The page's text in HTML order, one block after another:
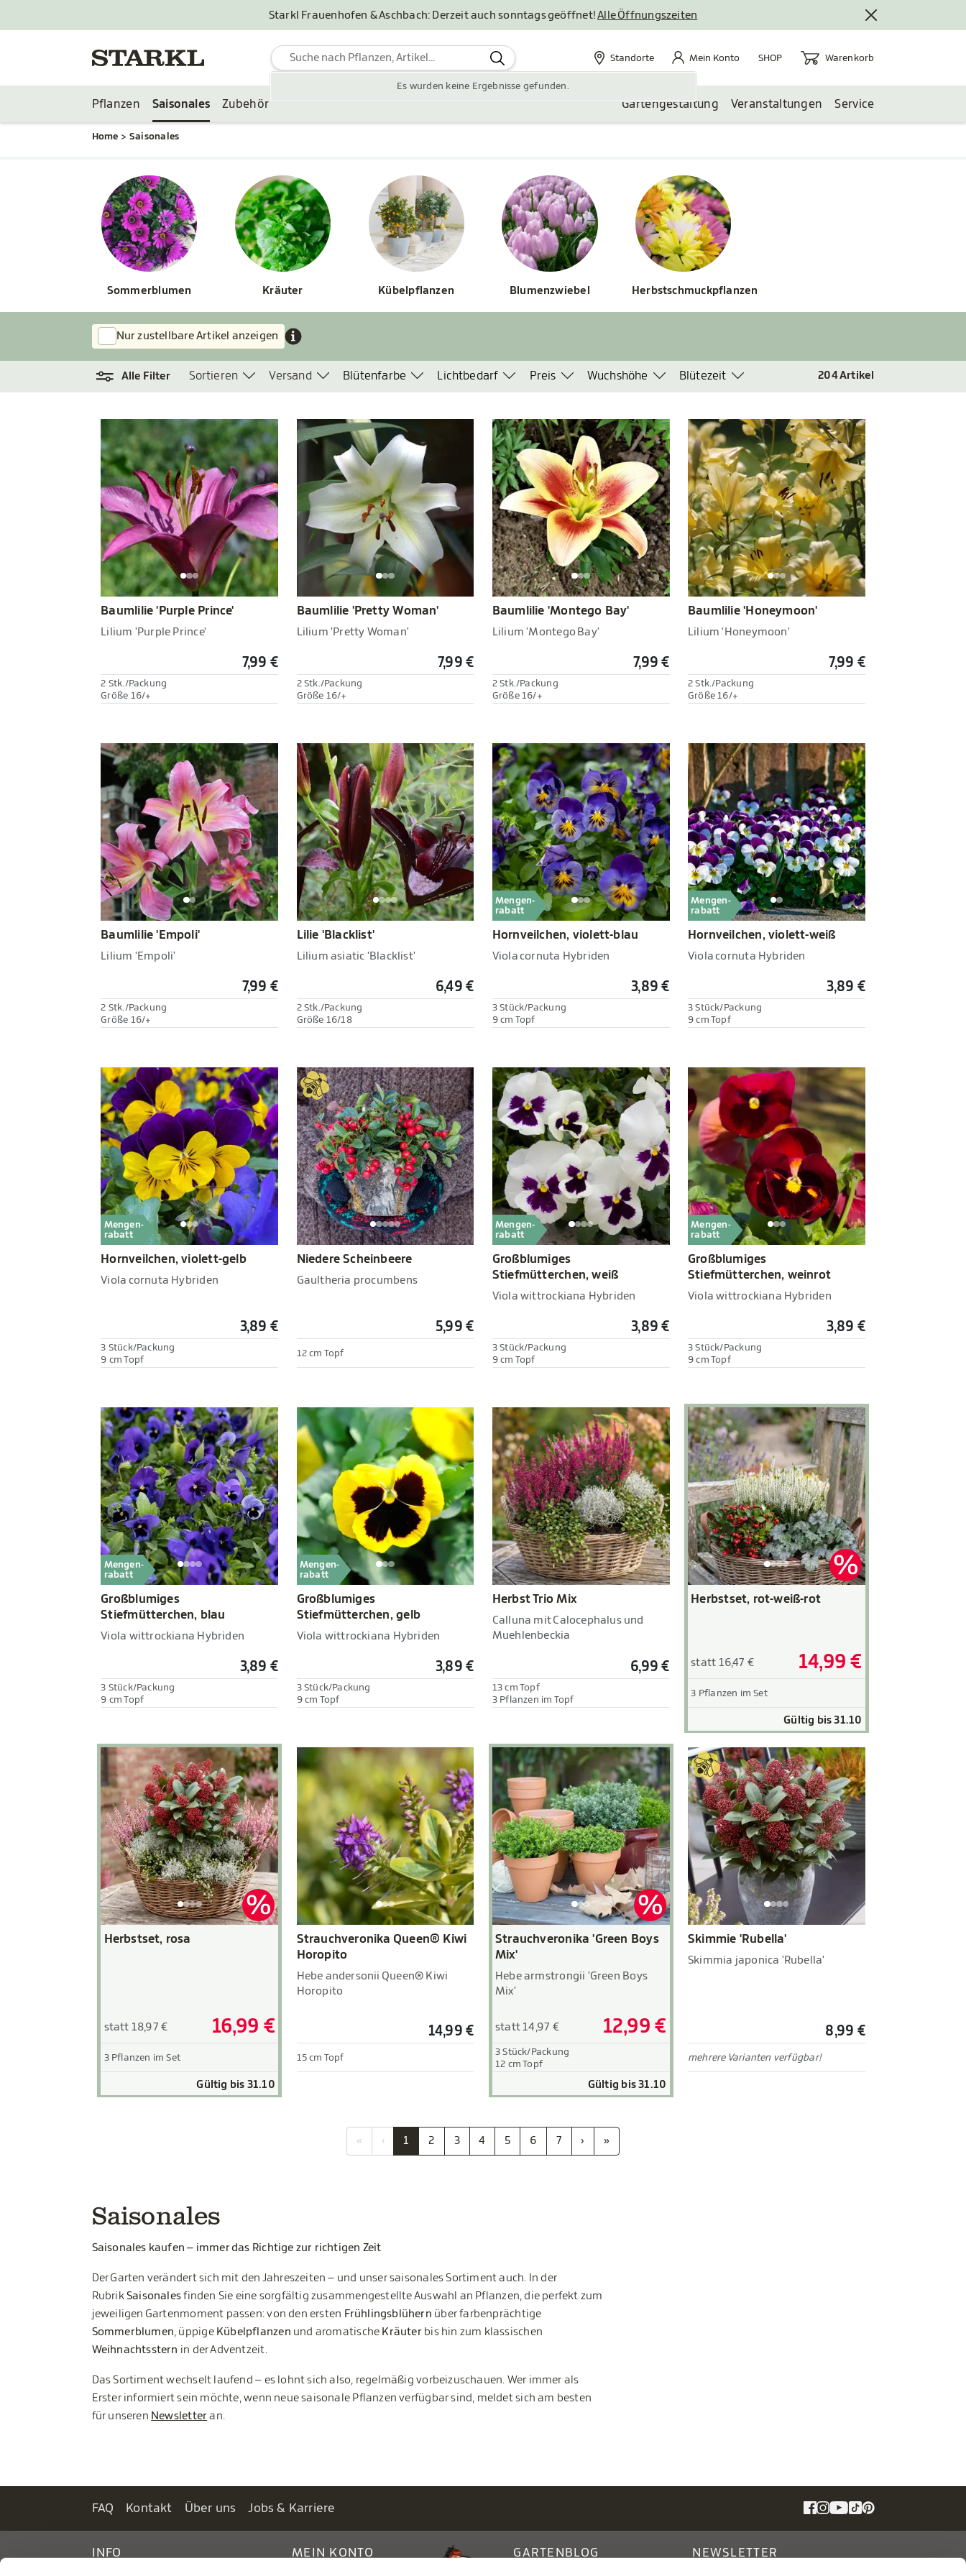
Starkl Frauenhofen & Aschbach: Derzeit auch sonntags geöffnet!Alle Öffnungszeiten
Es wurden keine Ergebnisse gefunden.
Standorte
Standorte Mein Konto
Mein Konto SHOP Warenkorb
Warenkorb
Pflanzen Saisonales Zubehör Gartengestaltung Veranstaltungen Service
Home Saisonales
Sommerblumen Kräuter Kübelpflanzen Blumenzwiebel Herbstschmuckpflanzen
Nur zustellbare Artikel anzeigen
Alle Filter Sortieren Versand Blütenfarbe Lichtbedarf Preis Wuchshöhe Blütezeit 204Artikel
Baumlilie 'Purple Prince'
Lilium 'Purple Prince'
7,99 €
2 Stk./Packung
Größe 16/+
Baumlilie 'Pretty Woman'
Lilium 'Pretty Woman'
7,99 €
2 Stk./Packung
Größe 16/+
Baumlilie 'Montego Bay'
Lilium 'Montego Bay'
7,99 €
2 Stk./Packung
Größe 16/+
Baumlilie 'Honeymoon'
Lilium 'Honeymoon'
7,99 €
2 Stk./Packung
Größe 16/+
Baumlilie 'Empoli'
Lilium 'Empoli'
7,99 €
2 Stk./Packung
Größe 16/+
Lilie 'Blacklist'
Lilium asiatic 'Blacklist'
6,49 €
2 Stk./Packung
Größe 16/18
Mengen-
rabatt
Hornveilchen, violett-blau
Viola cornuta Hybriden
3,89 €
3 Stück/Packung
9 cm Topf
Mengen-
rabatt
Hornveilchen, violett-weiß
Viola cornuta Hybriden
3,89 €
3 Stück/Packung
9 cm Topf
Mengen-
rabatt
Hornveilchen, violett-gelb
Viola cornuta Hybriden
3,89 €
3 Stück/Packung
9 cm Topf
Niedere Scheinbeere
Gaultheria procumbens
5,99 €
12 cm Topf
Mengen-
rabatt
Großblumiges
Stiefmütterchen, weiß
Viola wittrockiana Hybriden
3,89 €
3 Stück/Packung
9 cm Topf
Mengen-
rabatt
Großblumiges
Stiefmütterchen, weinrot
Viola wittrockiana Hybriden
3,89 €
3 Stück/Packung
9 cm Topf
Mengen-
rabatt
Großblumiges
Stiefmütterchen, blau
Viola wittrockiana Hybriden
3,89 €
3 Stück/Packung
9 cm Topf
Mengen-
rabatt
Großblumiges
Stiefmütterchen, gelb
Viola wittrockiana Hybriden
3,89 €
3 Stück/Packung
9 cm Topf
Herbst Trio Mix
Calluna mit Calocephalus und
Muehlenbeckia
6,99 €
13 cm Topf
3 Pflanzen im Topf
Herbstset, rot-weiß-rot
statt 16,47 € 14,99 €
3 Pflanzen im Set
Gültig bis 31.10
Herbstset, rosa
statt 18,97 € 16,99 €
3 Pflanzen im Set
Gültig bis 31.10
Strauchveronika Queen® Kiwi
Horopito
Hebe andersonii Queen® Kiwi
Horopito
14,99 €
15 cm Topf
Strauchveronika 'Green Boys
Mix'
Hebe armstrongii 'Green Boys
Mix'
statt 14,97 € 12,99 €
3 Stück/Packung
12 cm Topf
Gültig bis 31.10
Skimmie 'Rubella'
Skimmia japonica 'Rubella'
8,99 €
mehrere Varianten verfügbar!
« ‹ 1 2 3 4 5 6 7 › »
Saisonales
Saisonales kaufen – immer das Richtige zur richtigen Zeit
Der Garten verändert sich mit den Jahreszeiten – und unser saisonales Sortiment auch. In der
RubrikSaisonalesfinden Sie eine sorgfältig zusammengestellte Auswahl an Pflanzen, die perfekt zum
jeweiligen Gartenmoment passen: von den ersten Frühlingsblühern über farbenprächtige
Sommerblumen, üppige Kübelpflanzen und aromatische Kräuterbis hin zum klassischen
Weihnachtsstern in der Adventzeit.
Das Sortiment wechselt laufend – es lohnt sich also, regelmäßig vorbeizuschauen. Wer immer als
Erster informiert sein möchte, wenn neue saisonale Pflanzen verfügbar sind, meldet sich am besten
für unseren Newsletteran.
FAQ Kontakt Über uns Jobs & Karriere
INFO MEIN KONTO GARTENBLOG NEWSLETTER